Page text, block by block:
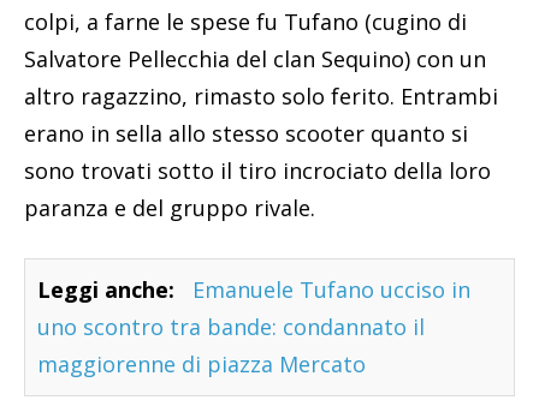
colpi, a farne le spese fu Tufano (cugino di
Salvatore Pellecchia del clan Sequino) con un
altro ragazzino, rimasto solo ferito. Entrambi
erano in sella allo stesso scooter quanto si
sono trovati sotto il tiro incrociato della loro
paranza e del gruppo rivale.
Leggi anche:
Emanuele Tufano ucciso in
uno scontro tra bande: condannato il
maggiorenne di piazza Mercato